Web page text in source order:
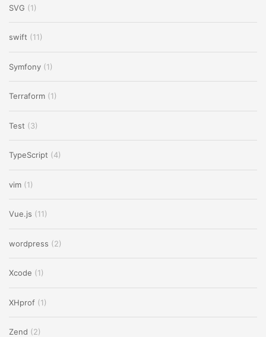
SVG (1)
swift (11)
Symfony (1)
Terraform (1)
Test (3)
TypeScript (4)
vim (1)
Vue.js (11)
wordpress (2)
Xcode (1)
XHprof (1)
Zend (2)